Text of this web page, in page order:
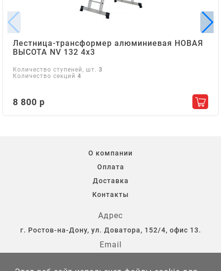
Лестница-трансформер алюминиевая НОВАЯ
ВЫСОТА NV 132 4х3
Количество ступеней, шт. 3
Количество секций 4
8 800 р
О компании
Оплата
Доставка
Контакты
Адрес
г. Ростов-на-Дону, ул. Доватора, 152/4, офис 13.
Email